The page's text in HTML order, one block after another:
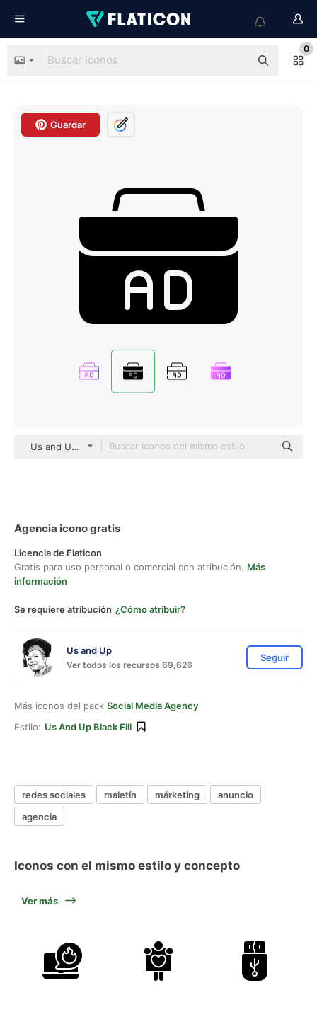
0
Guardar
Us and Up black fill
Agencia icono gratis
Licencia de Flaticon
Gratis para uso personal o comercial con atribución. Más
información
Se requiere atribución ¿Cómo atribuir?
Us and Up
Ver todos los recursos 69,626
Seguir
Más iconos del pack Social Media Agency
Estilo: Us And Up Black Fill
redes sociales maletín márketing
anuncio
agencia
Iconos con el mismo estilo y concepto
Ver más